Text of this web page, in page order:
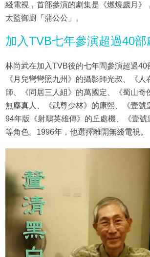
綫電視，首部參演的劇集是《燃燒歲月》
太監御廚「蒲公公」。
加入TVB七年參演超過40部
林尚武在加入TVB後的七年間參演超過40
《月兒彎彎照九州》的攝影師光叔、《人
師、《同居三人組》的萬國定、《蜀山奇
無塵真人、《武尊少林》的康熙、《壹號
94年版《射鵰英雄傳》的丘處機、《壹號
等角色。1996年，他選擇離開無綫電視。